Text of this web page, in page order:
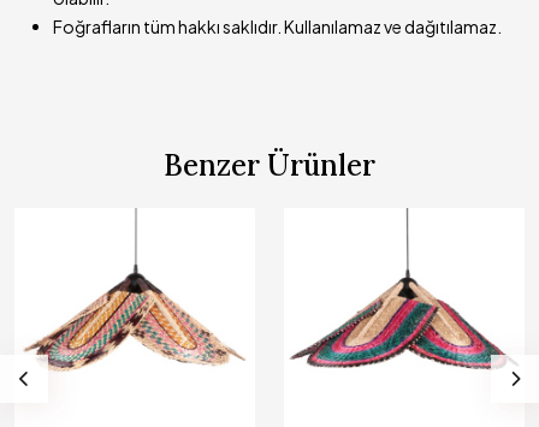
Foğrafların tüm hakkı saklıdır. Kullanılamaz ve dağıtılamaz.
Benzer Ürünler